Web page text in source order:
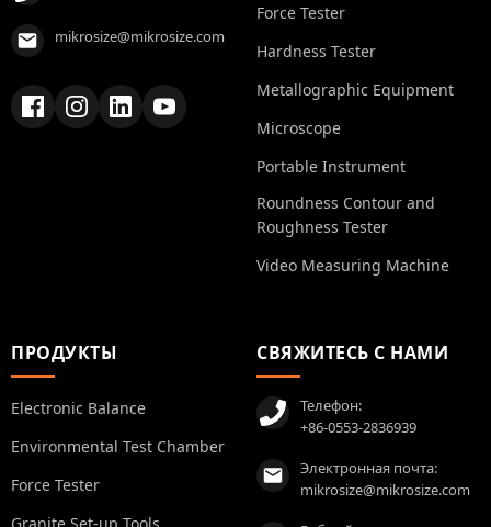
mikrosize@mikrosize.com
Force Tester
Hardness Tester
Metallographic Equipment
Microscope
Portable Instrument
Roundness Contour and
Roughness Tester
Video Measuring Machine
ПРОДУКТЫ
Electronic Balance
Environmental Test Chamber
Force Tester
Granite Set-up Tools
СВЯЖИТЕСЬ С НАМИ
Телефон:
+86-0553-2836939
Электронная почта:
mikrosize@mikrosize.com